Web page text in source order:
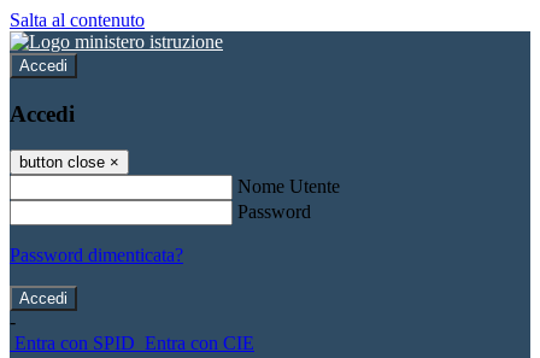
Salta al contenuto
Accedi
Accedi
button close ×
Nome Utente
Password
Password dimenticata?
-
Entra con SPID Entra con CIE